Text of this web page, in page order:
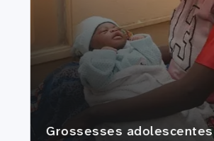
Grossesses adolescentes